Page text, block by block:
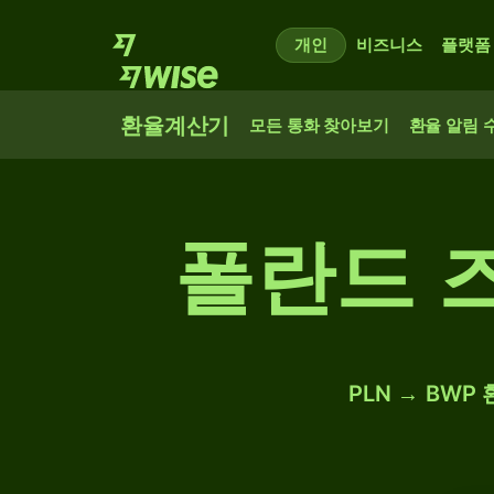
개인 비즈니스 플랫폼
환율계산기 모든 통화 찾아보기 환율 알림
폴란드
PLN → BWP